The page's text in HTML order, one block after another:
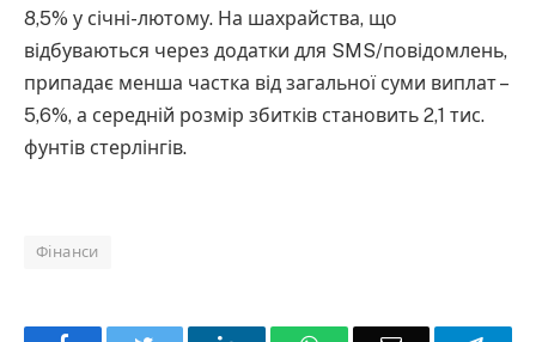
8,5% у січні-лютому. На шахрайства, що
відбуваються через додатки для SMS/повідомлень,
припадає менша частка від загальної суми виплат –
5,6%, а середній розмір збитків становить 2,1 тис.
фунтів стерлінгів.
Фінанси